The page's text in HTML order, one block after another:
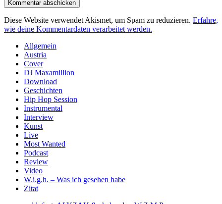
Diese Website verwendet Akismet, um Spam zu reduzieren. Erfahre,
wie deine Kommentardaten verarbeitet werden.
Sidebar
Allgemein
Austria
Cover
DJ Maxamillion
Download
Geschichten
Hip Hop Session
Instrumental
Interview
Kunst
Live
Most Wanted
Podcast
Review
Video
W.i.g.h. – Was ich gesehen habe
Zitat